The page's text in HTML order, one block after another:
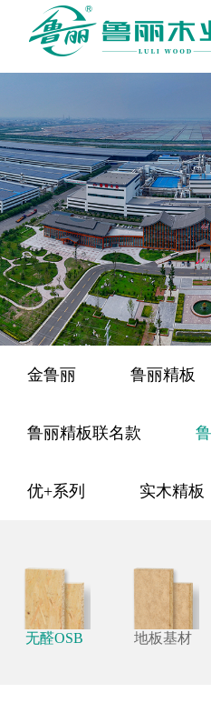
金鲁丽 鲁丽精板
鲁丽精板联名款
优+系列 实木精板
无醛OSB 地板基材